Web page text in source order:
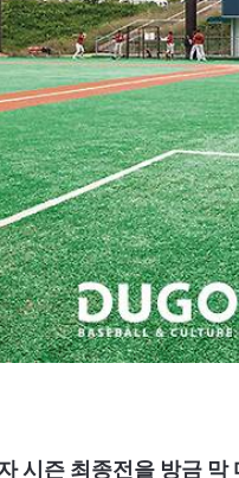
시즌 최종전을 방금